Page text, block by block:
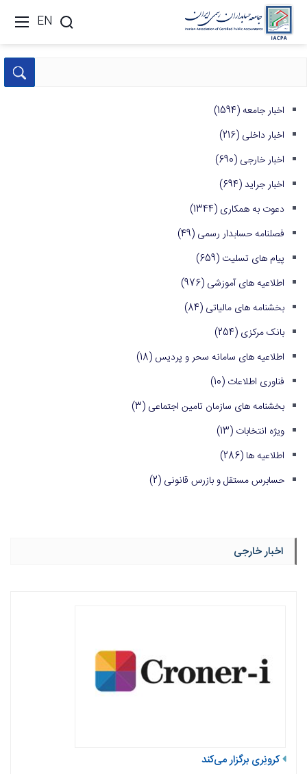
EN
اخبار جامعه (1594)
اخبار داخلی (216)
اخبار خارجی (690)
اخبار جراید(694)
دعوت به همکاری (1344)
فصلنامه حسابدار رسمی (49)
پیام های تسلیت (659)
اطلاعیه های آموزشی (976)
بخشنامه های مالیاتی (84)
بانک مرکزی (254)
اطلاعیه های سامانه سحر و پردیس (18)
فناوری اطلاعات (10)
بخشنامه های سازمان تامین اجتماعی (3)
ویژه انتخابات (13)
اطلاعیه ها (286)
حسابرس مستقل و بازرس قانونی (2)
اخبار خارجی
کرونِری برگزار می‌کند